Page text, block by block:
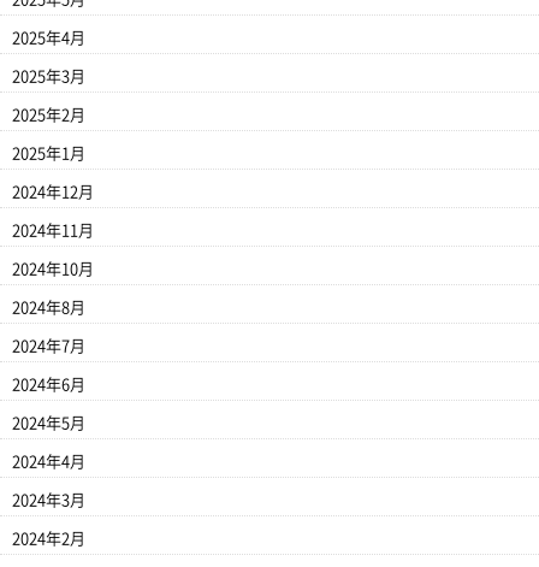
2025年4月
2025年3月
2025年2月
2025年1月
2024年12月
2024年11月
2024年10月
2024年8月
2024年7月
2024年6月
2024年5月
2024年4月
2024年3月
2024年2月